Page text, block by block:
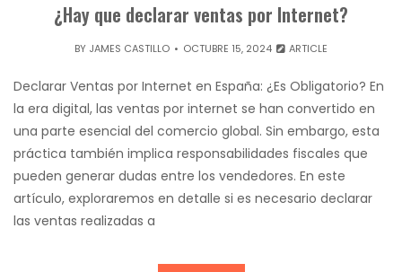
¿Hay que declarar ventas por Internet?
BY JAMES CASTILLO OCTUBRE 15, 2024 ARTICLE
Declarar Ventas por Internet en España: ¿Es Obligatorio? En
la era digital, las ventas por internet se han convertido en
una parte esencial del comercio global. Sin embargo, esta
práctica también implica responsabilidades fiscales que
pueden generar dudas entre los vendedores. En este
artículo, exploraremos en detalle si es necesario declarar
las ventas realizadas a